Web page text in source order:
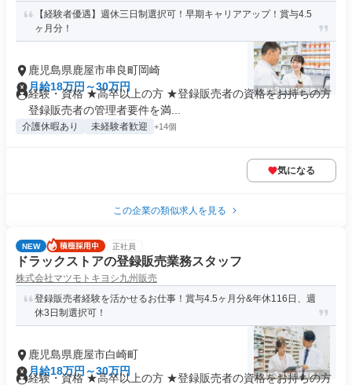
【経験者優遇】週休三日制選択可！早期キャリアアップ！賞与4.5
ヶ月分！
鹿児島県鹿屋市串良町岡崎
月給18万円～30万円
経験・資格 ★高卒以上の方 ★登録販売者の資格をお持ちの方
登録販売者の管理者要件を満...
介護休暇あり 未経験者歓迎 +14個
気になる
この企業の類似求人を見る
NEW 正社員
ドラックストアの登録販売業務スタッフ
株式会社マツモトキヨシ九州販売
登録販売者経験を活かせるお仕事！賞与4.5ヶ月分&年休116日、週
休3日制選択可！
鹿児島県鹿屋市白崎町
月給18万円～30万円
経験・資格 ★高卒以上の方 ★登録販売者の資格をお持ちの方